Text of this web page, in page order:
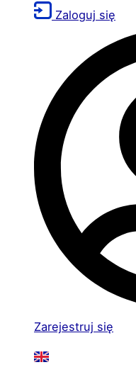
Zaloguj się
Zarejestruj się